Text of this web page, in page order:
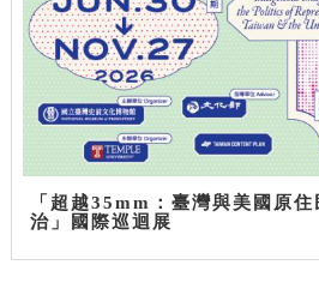
「超越35mm：臺灣與美國原
治」國際巡迴展